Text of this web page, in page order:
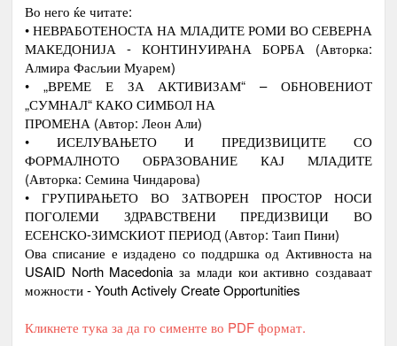
Во него ќе читате:
• НЕВРАБОТЕНОСТА НА МЛАДИТЕ РОМИ ВО СЕВЕРНА
МАКЕДОНИЈА - КОНТИНУИРАНА БОРБА (Авторка:
Алмира Фасљии Муарем)
• „ВРЕМЕ Е ЗА АКТИВИЗАМ“ – ОБНОВЕНИОТ
„СУМНАЛ“ КАКО СИМБОЛ НА
ПРОМЕНА (Автор: Леон Али)
• ИСЕЛУВАЊЕТО И ПРЕДИЗВИЦИТЕ СО
ФОРМАЛНОТО ОБРАЗОВАНИЕ КАЈ МЛАДИТЕ
(Авторка: Семина Чиндарова)
• ГРУПИРАЊЕТО ВО ЗАТВОРЕН ПРОСТОР НОСИ
ПОГОЛЕМИ ЗДРАВСТВЕНИ ПРЕДИЗВИЦИ ВО
ЕСЕНСКО-ЗИМСКИОТ ПЕРИОД (Автор: Таип Пини)
Ова списание е издадено со поддршка од Активноста на
USAID North Macedonia за млади кои активно создаваат
можности - Youth Actively Create Opportunities
Кликнете тука за да го сименте во PDF формат.
А К Т И В Н О С Т И ПЕРИОД
1.
ПРОМОЦИЈА И ПОТПИШУВАЊЕ НА
ДОГОВОРИ СО КОРИСНИЦИТЕ НА
СТИПЕНДИЈА – СТУДЕНТИ И
Јануари
МЕНТОРСТВО ОД